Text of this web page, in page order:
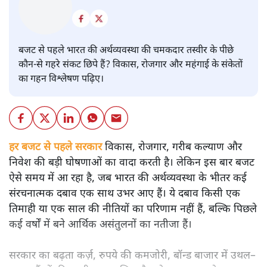
शीतल पी. सिंह
बजट से पहले भारत की अर्थव्यवस्था की चमकदार तस्वीर के पीछे
कौन-से गहरे संकट छिपे हैं? विकास, रोजगार और महंगाई के संकेतों
का गहन विश्लेषण पढ़िए।